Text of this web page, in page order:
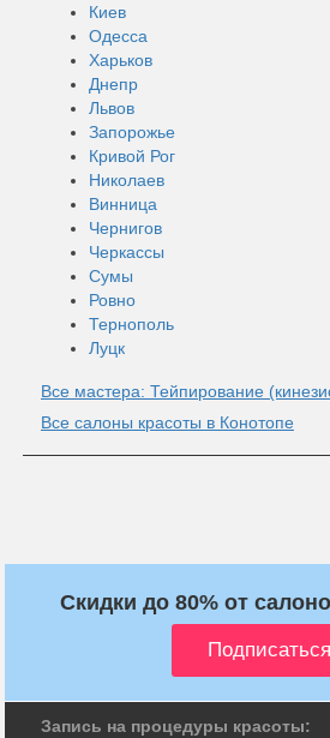
Киев
Одесса
Харьков
Днепр
Львов
Запорожье
Кривой Рог
Николаев
Винница
Чернигов
Черкассы
Сумы
Ровно
Тернополь
Луцк
Все мастера: Тейпирование
Все салоны красоты в Конотопе
Скидки до 80% от
Запись на процедуры красоты: